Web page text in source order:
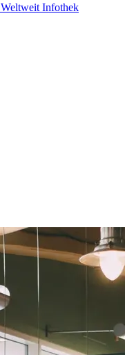
Weltweit Infothek